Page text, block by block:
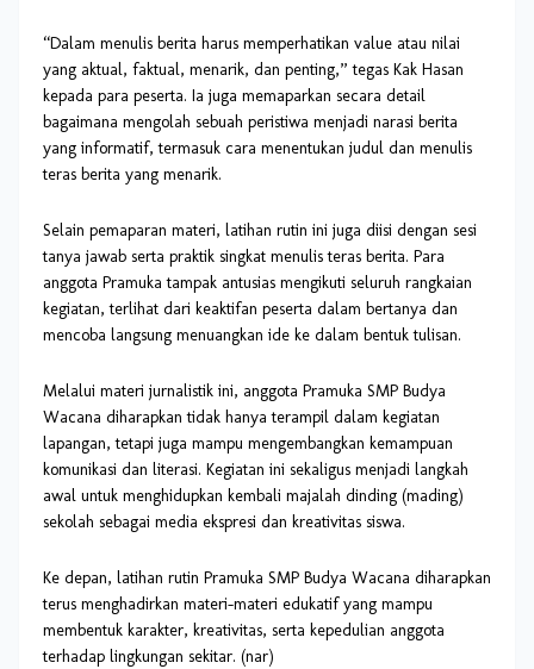
“Dalam menulis berita harus memperhatikan value atau nilai
yang aktual, faktual, menarik, dan penting,” tegas Kak Hasan
kepada para peserta. Ia juga memaparkan secara detail
bagaimana mengolah sebuah peristiwa menjadi narasi berita
yang informatif, termasuk cara menentukan judul dan menulis
teras berita yang menarik.
Selain pemaparan materi, latihan rutin ini juga diisi dengan sesi
tanya jawab serta praktik singkat menulis teras berita. Para
anggota Pramuka tampak antusias mengikuti seluruh rangkaian
kegiatan, terlihat dari keaktifan peserta dalam bertanya dan
mencoba langsung menuangkan ide ke dalam bentuk tulisan.
Melalui materi jurnalistik ini, anggota Pramuka SMP Budya
Wacana diharapkan tidak hanya terampil dalam kegiatan
lapangan, tetapi juga mampu mengembangkan kemampuan
komunikasi dan literasi. Kegiatan ini sekaligus menjadi langkah
awal untuk menghidupkan kembali majalah dinding (mading)
sekolah sebagai media ekspresi dan kreativitas siswa.
Ke depan, latihan rutin Pramuka SMP Budya Wacana diharapkan
terus menghadirkan materi-materi edukatif yang mampu
membentuk karakter, kreativitas, serta kepedulian anggota
terhadap lingkungan sekitar. (nar)